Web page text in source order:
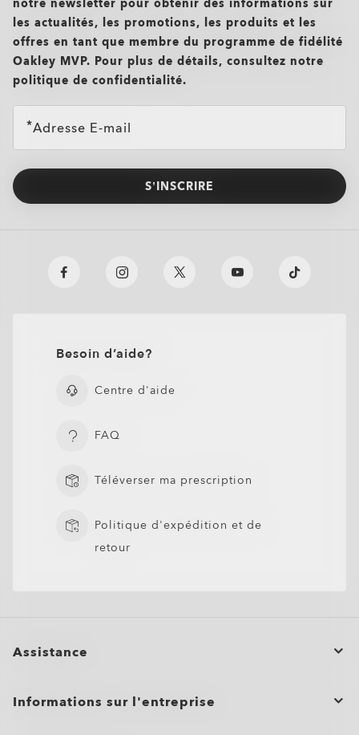
notre newsletter pour obtenir des informations sur
les actualités, les promotions, les produits et les
offres en tant que membre du programme de fidélité
Oakley MVP. Pour plus de détails, consultez notre
politique de confidentialité.
Adresse E-mail
S’INSCRIRE
Besoin d’aide?
Centre d'aide
FAQ
Téléverser ma prescription
Politique d'expédition et de
retour
Assistance
Statut de la commande
Informations sur l'entreprise